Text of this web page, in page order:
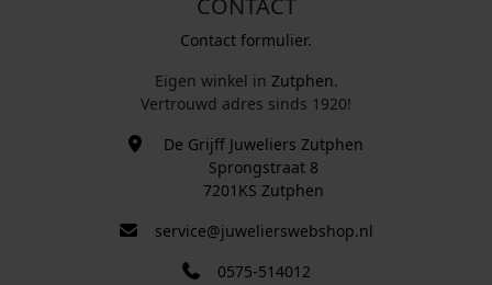
CONTACT
Contact formulier.
Eigen winkel in Zutphen.
Vertrouwd adres sinds 1920!
De Grijff Juweliers Zutphen
Sprongstraat 8
7201KS Zutphen
service@juwelierswebshop.nl
0575-514012